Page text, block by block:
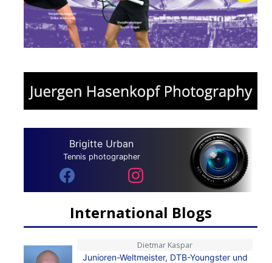
Brigitte Urban
Tennis photographer
International Blogs
Dietmar Kaspar
Junioren-Weltmeister, DTB-Youngster und